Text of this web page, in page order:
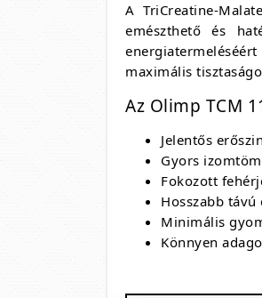
A TriCreatine-
emészthető és
maximális
Az Olimp TCM
Jelentős
Gyors
Fokozott
Hosszabb
Minimális
Könnyen